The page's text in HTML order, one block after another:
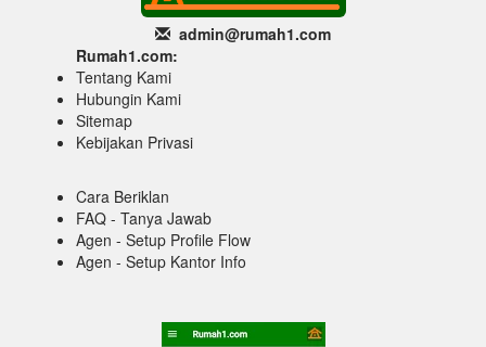
admin@rumah1.com
Rumah1.com:
Tentang Kami
Hubungin Kami
Sitemap
Kebijakan Privasi
Cara Beriklan
FAQ - Tanya Jawab
Agen - Setup Profile Flow
Agen - Setup Kantor Info